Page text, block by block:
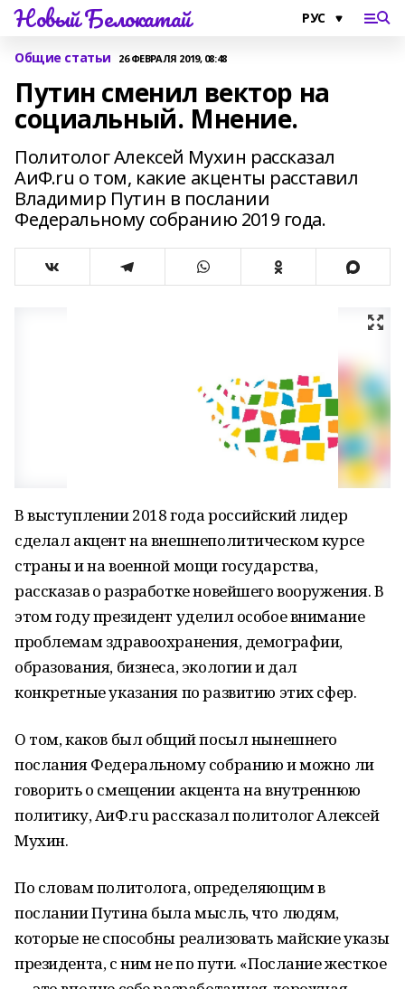
Новый Белокатай
Общие статьи 26 ФЕВРАЛЯ 2019, 08:48
Путин сменил вектор на
социальный. Мнение.
Политолог Алексей Мухин рассказал
АиФ.ru о том, какие акценты расставил
Владимир Путин в послании
Федеральному собранию 2019 года.
В выступлении 2018 года российский лидер
сделал акцент на внешнеполитическом курсе
страны и на военной мощи государства,
рассказав о разработке новейшего вооружения. В
этом году президент уделил особое внимание
проблемам здравоохранения, демографии,
образования, бизнеса, экологии и дал
конкретные указания по развитию этих сфер.
О том, каков был общий посыл нынешнего
послания Федеральному собранию и можно ли
говорить о смещении акцента на внутреннюю
политику, АиФ.ru рассказал политолог Алексей
Мухин.
По словам политолога, определяющим в
послании Путина была мысль, что людям,
которые не способны реализовать майские указы
президента, с ним не по пути. «Послание жесткое